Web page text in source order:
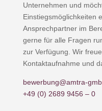
Unternehmen und
Einstiegsmöglichkeiten
Ansprechpartner im
gerne für alle Fragen
zur Verfügung. Wir
Kontaktaufnahme und
bewerbung@amtra-
+49 (0) 2689 9456 – 0